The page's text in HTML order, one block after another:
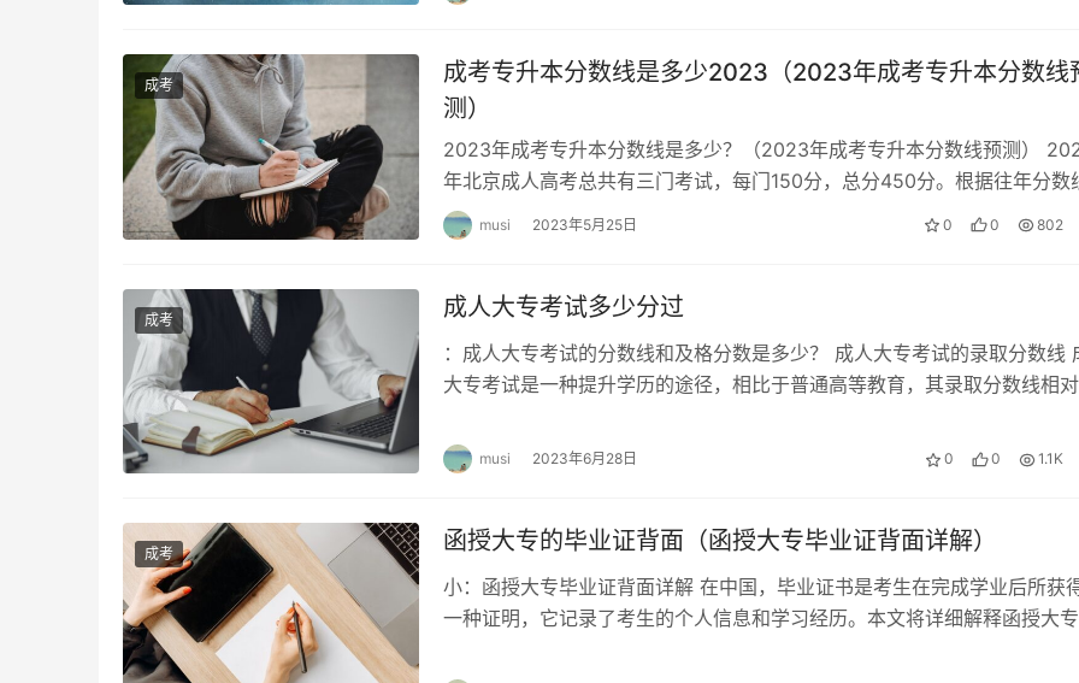
成考
成考专升本分数线是多少2023（2023年成考专升本分数线
测）
2023年成考专升本分数线是多少？（2023年成考专升本分数线预测）
年北京成人高考总共有三门考试，每门150分，总分450分。根据往年分数
看，成人高考专升本分数线在1…
musi 2023年5月25日 0 0 802
成考 成人大专考试多少分过
：成人大专考试的分数线和及格分数是多少？ 成人大专考试的录取分数线
大专考试是一种提升学历的途径，相比于普通高等教育，其录取分数线相对
musi 2023年6月28日 0 0 1.1K
成考 函授大专的毕业证背面（函授大专毕业证背面详解）
小：函授大专毕业证背面详解 在中国，毕业证书是考生在完成学业后所获
一种证明，它记录了考生的个人信息和学习经历。本文将详细解释函授大专